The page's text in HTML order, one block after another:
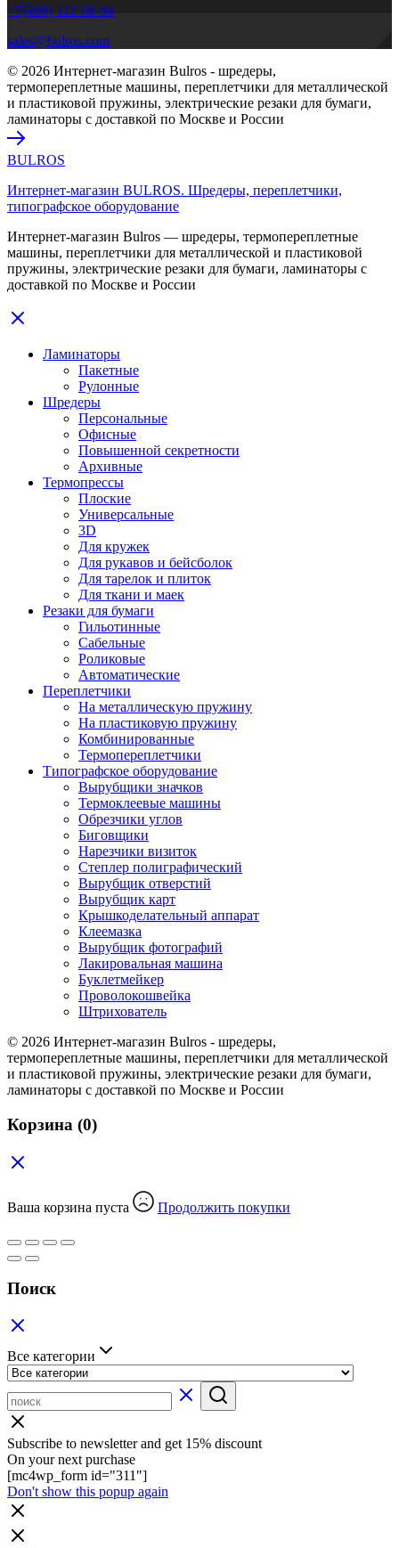
+7(499) 112-09-04
sales@bulros.com
© 2026 Интернет-магазин Bulros - шредеры,
термопереплетные машины, переплетчики для металлической
и пластиковой пружины, электрические резаки для бумаги,
ламинаторы с доставкой по Москве и России
BULROS
Интернет-магазин BULROS. Шредеры, переплетчики,
типографское оборудование
Интернет-магазин Bulros — шредеры, термопереплетные
машины, переплетчики для металлической и пластиковой
пружины, электрические резаки для бумаги, ламинаторы с
доставкой по Москве и России
Ламинаторы
Пакетные
Рулонные
Шредеры
Персональные
Офисные
Повышенной секретности
Архивные
Термопрессы
Плоские
Универсальные
3D
Для кружек
Для рукавов и бейсболок
Для тарелок и плиток
Для ткани и маек
Резаки для бумаги
Гильотинные
Сабельные
Роликовые
Автоматические
Переплетчики
На металлическую пружину
На пластиковую пружину
Комбинированные
Термопереплетчики
Типографское оборудование
Вырубщики значков
Термоклеевые машины
Обрезчики углов
Биговщики
Нарезчики визиток
Степлер полиграфический
Вырубщик отверстий
Вырубщик карт
Крышкоделательный аппарат
Клеемазка
Вырубщик фотографий
Лакировальная машина
Буклетмейкер
Проволокошвейка
Штрихователь
© 2026 Интернет-магазин Bulros - шредеры,
термопереплетные машины, переплетчики для металлической
и пластиковой пружины, электрические резаки для бумаги,
ламинаторы с доставкой по Москве и России
Корзина (0)
Ваша корзина пуста Продолжить покупки
Поиск
Все категории
Subscribe to newsletter and get 15% discount
On your next purchase
[mc4wp_form id="311"]
Don't show this popup again